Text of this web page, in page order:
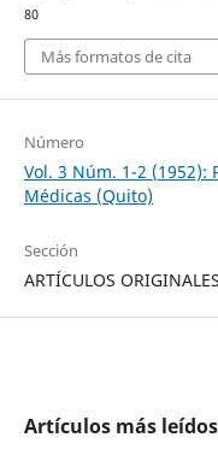
80
Más formatos de cita
Número
Vol. 3 Núm. 1-2 (1952):
Médicas (Quito)
Sección
ARTÍCULOS ORIGINALES
Artículos más